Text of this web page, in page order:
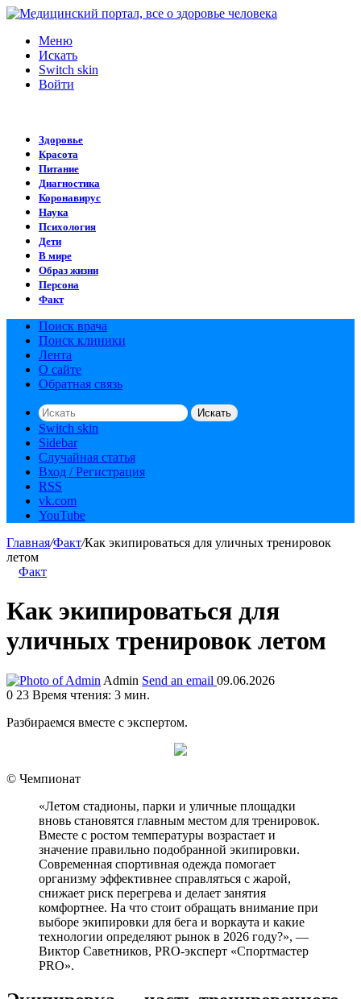
Меню
Искать
Switch skin
Войти
Здоровье
Красота
Питание
Диагностика
Коронавирус
Наука
Психология
Дети
В мире
Образ жизни
Персона
Факт
Поиск врача
Поиск клиники
Лента
О сайте
Обратная связь
Искать
Switch skin
Sidebar
Случайная статья
Вход / Регистрация
RSS
vk.com
YouTube
Главная/Факт/Как экипироваться для уличных тренировок
летом
Факт
Как экипироваться для
уличных тренировок летом
Admin Send an email 09.06.2026
0 23 Время чтения: 3 мин.
Разбираемся вместе с экспертом.
© Чемпионат
«Летом стадионы, парки и уличные площадки
вновь становятся главным местом для тренировок.
Вместе с ростом температуры возрастает и
значение правильно подобранной экипировки.
Современная спортивная одежда помогает
организму эффективнее справляться с жарой,
снижает риск перегрева и делает занятия
комфортнее. На что стоит обращать внимание при
выборе экипировки для бега и воркаута и какие
технологии определяют рынок в 2026 году?», —
Виктор Саветников, PRO-эксперт «Спортмастер
PRO».